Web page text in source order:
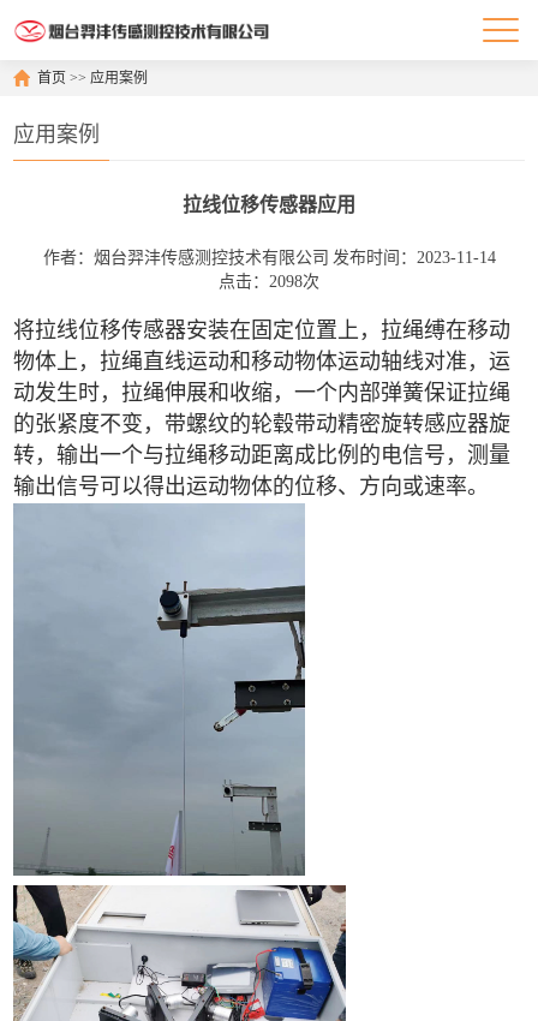
首页 >>应用案例
应用案例
拉线位移传感器应用
作者：烟台羿沣传感测控技术有限公司 发布时间：2023-11-14
点击：2098次
将拉线位移传感器安装在固定位置上，拉绳缚在移动
物体上，拉绳直线运动和移动物体运动轴线对准，运
动发生时，拉绳伸展和收缩，一个内部弹簧保证拉绳
的张紧度不变，带螺纹的轮毂带动精密旋转感应器旋
转，输出一个与拉绳移动距离成比例的电信号，测量
输出信号可以得出运动物体的位移、方向或速率。